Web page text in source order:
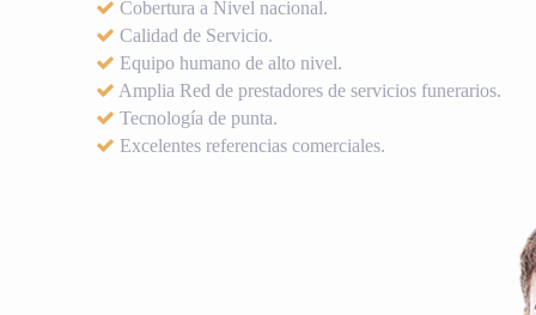
Cobertura a Nivel nacional.
Calidad de Servicio.
Equipo humano de alto nivel.
Amplia Red de prestadores de servicios funerarios.
Tecnología de punta.
Excelentes referencias comerciales.